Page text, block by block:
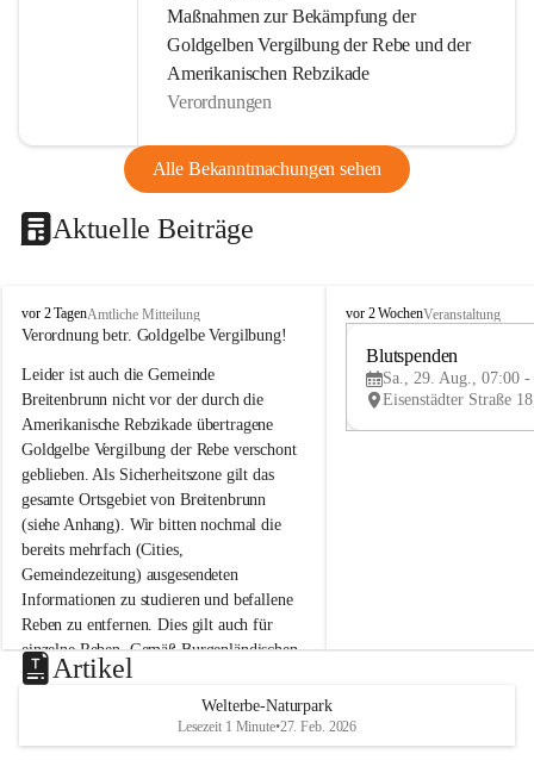
Maßnahmen zur Bekämpfung der
Goldgelben Vergilbung der Rebe und der
Amerikanischen Rebzikade
Verordnungen
Alle Bekanntmachungen sehen
Aktuelle Beiträge
B
r
i
t
e
n
b
r
u
n
n
a
m
N
e
u
s
d
vor 2 TagenAmtliche Mitteilung
Verordnung betr. Goldgelbe Vergilbung!
Leider ist auch die Gemeinde
Breitenbrunn nicht vor der durch die
Amerikanische Rebzikade übertragene
Goldgelbe Vergilbung der Rebe verschont
geblieben. Als Sicherheitszone gilt das
gesamte Ortsgebiet von Breitenbrunn
(siehe Anhang). Wir bitten nochmal die
bereits mehrfach (Cities,
Gemeindezeitung) ausgesendeten
Informationen zu studieren und befallene
Reben zu entfernen. Dies gilt auch für
einzelne Reben. Gemäß Burgenländischen
Weinbaugesetz sind nicht gepflegte oder
unzulässige Weingärten zu roden! Bitte
helfen wir zusammen um unsere Winzer
vor den prognostizierten Ernteausfällen
B
e
u
e
d
vor 2 WochenVeranstaltung
Blutspenden
Sa., 29. Aug., 07:00 -
Artikel
Welterbe-Naturpark
Lesezeit 1 Minute•27. Feb. 2026